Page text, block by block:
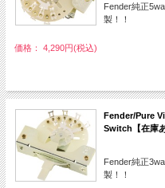
Fender純正
製！！
価格： 4,290円(税込)
Fender/Pure
Switch【在庫あ
Fender純正
製！！